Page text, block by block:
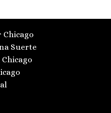
Chicago
Suerte